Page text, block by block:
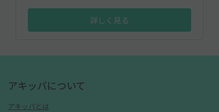
詳しく見る
アキッパについて
アキッパとは